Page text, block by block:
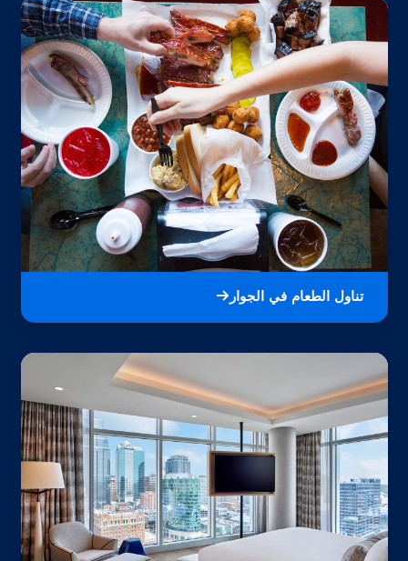
تناول الطعام في الجوار